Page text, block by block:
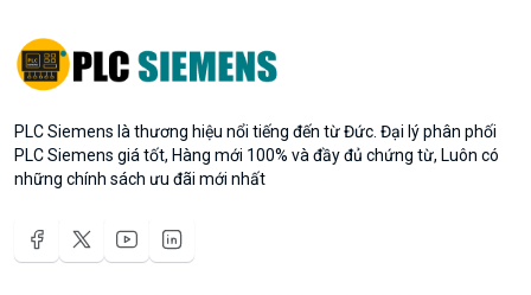
PLC Siemens là thương hiệu nổi tiếng đến từ Đức. Đại lý phân phối
PLC Siemens giá tốt, Hàng mới 100% và đầy đủ chứng từ, Luôn có
những chính sách ưu đãi mới nhất